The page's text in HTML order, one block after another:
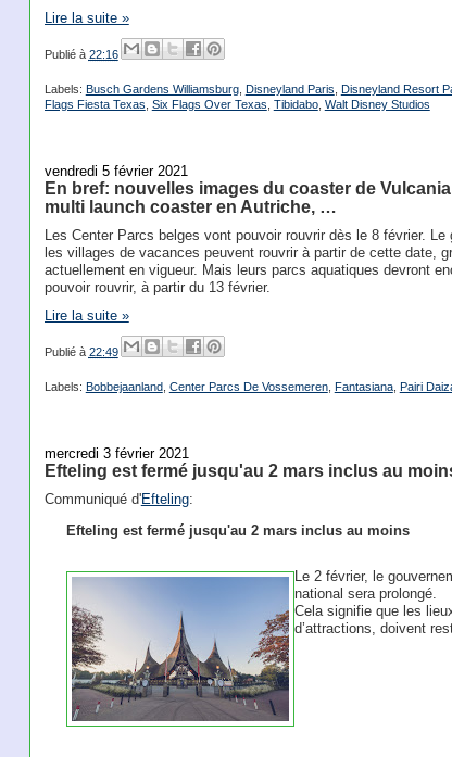
Lire la suite »
Publié à 22:16
Labels: Busch Gardens Williamsburg, Disneyland Paris Disneyland Resort
Flags Fiesta Texas Six Flags Over Texas Tibidabo, Walt Disney Studios
vendredi 5 février 2021
En bref: nouvelles images du coaster de
multi launch coaster en Autriche, …
Les Center Parcs belges vont pouvoir rouvrir dès le 8 février.
les villages de vacances peuvent rouvrir à partir de cette date,
actuellement en vigueur. Mais leurs parcs aquatiques devront
pouvoir rouvrir, à partir du 13 février.
Lire la suite »
Publié à 22:49
Labels: Bobbejaanland, Center Parcs De Vossemeren, Fantasiana, Pairi
mercredi 3 février 2021
Efteling est fermé jusqu'au 2 mars inclus au
Communiqué d'Efteling:
Efteling est fermé jusqu'au 2 mars inclus au moins
Le 2 février, le
national sera prolongé.
Cela signifie que les
d’attractions, doivent